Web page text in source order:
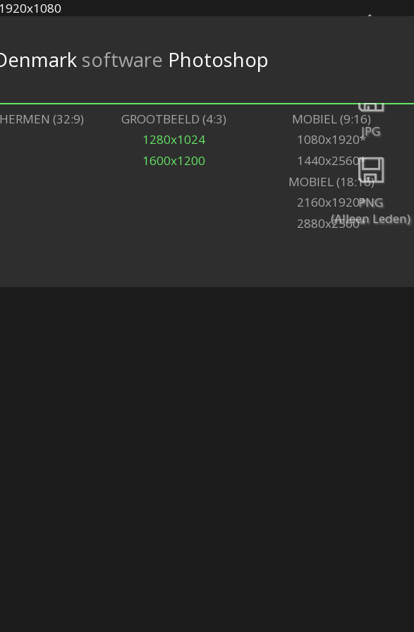
JPG
PNG
(Alleen Leden)
software Photoshop
(32:9)
GROOTBEELD (4:3)
1280x1024
1600x1200
MOBIEL (9:16)
1080x1920*
1440x2560*
MOBIEL (18:16)
2160x1920*
2880x2560*